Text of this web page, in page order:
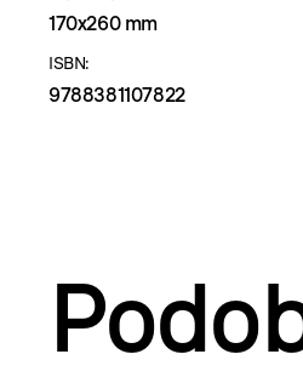
170x260 mm
ISBN:
9788381107822